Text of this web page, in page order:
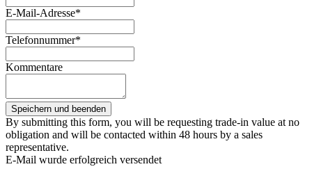
E-Mail-Adresse*
Telefonnummer*
Kommentare
By submitting this form, you will be requesting trade-in value at no
obligation and will be contacted within 48 hours by a sales
representative.
E-Mail wurde erfolgreich versendet